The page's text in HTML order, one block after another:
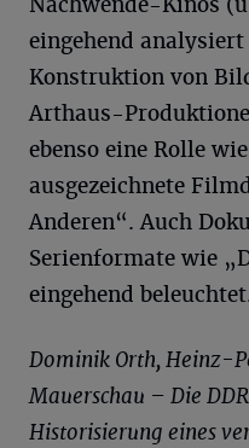
Nachwende-Kinos
eingehend
Konstruktion von
Arthaus-
ebenso eine Rolle
ausgezeichnete
Anderen“. Auch
Serienformate wie
eingehend
Dominik Orth, Heinz-
Mauerschau – Die
Historisierung eines